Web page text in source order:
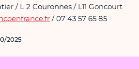
/ L 2 Couronnes / L11 Goncourt
/ 07 43 57 65 85
2025